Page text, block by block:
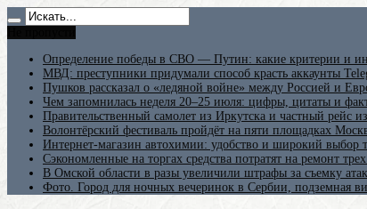
Определение победы в СВО — Путин: какие критерии и
МВД: преступники придумали способ красть аккаунты
Пушков рассказал о «ледяной войне» между Россией и
Чем запомнилась неделя 20–25 июля: цифры, цитаты и
Правительственный самолет из Иркутска и частный рейс
Волонтёрский фестиваль пройдёт на пяти площадках
Интернет-магазин автохимии: удобство и широкий выбор
Сэкономленные на торгах средства потратят на ремонт
В Омской области в разы увеличили штрафы за съемку
Фото. Город для ночных вечеринок в Сербии, подземная